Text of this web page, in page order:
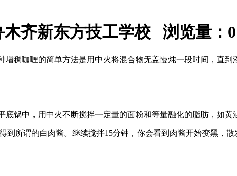
齐新东方技工学校 浏览量： 0
稠咖喱的简单方法是用中火将混合物无盖慢炖一段时间，直到
锅中，用中火不断搅拌一定量的面粉和等量融化的脂肪，如黄
到所谓的白肉酱。继续搅拌15分钟，你会看到肉酱开始变黑，